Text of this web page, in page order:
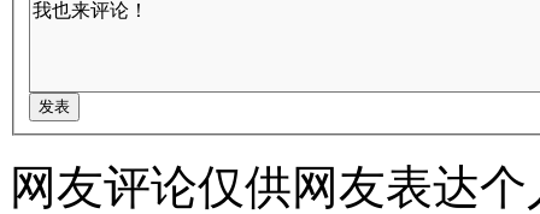
网友评论仅供网友表达